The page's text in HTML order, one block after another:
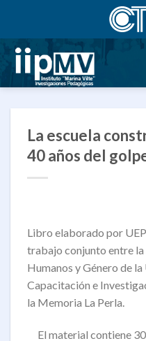
contenido
La escuela
40 años del
Libro elaborado por
trabajo conjunto entre la
Humanos y Género de
Capacitación e
la Memoria La Perla.
El material contiene